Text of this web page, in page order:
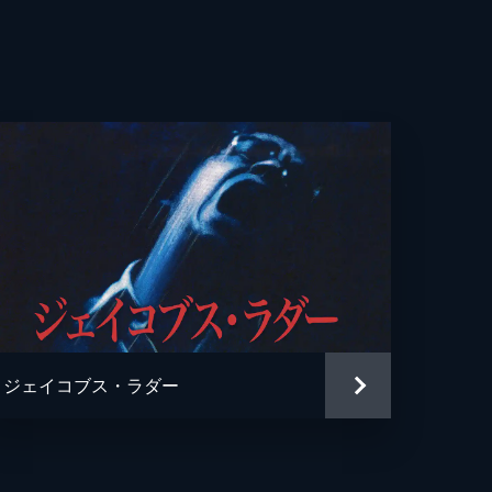
ズ・グローディン
ェラ・ドリアン
・ヘンリー
ランディ
ポランスキー
ジェイコブス・ラダー